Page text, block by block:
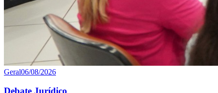
Geral06/08/2026
Debate Jurídico